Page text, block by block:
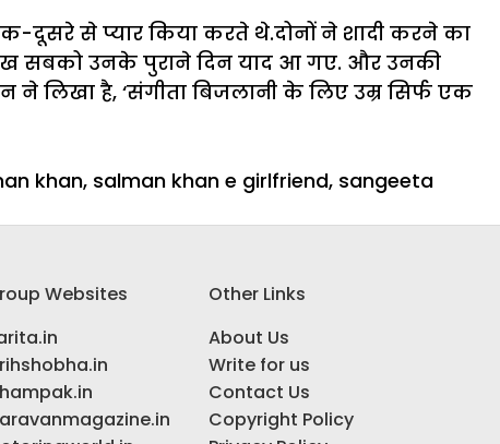
से प्यार किया करते थे.दोनों ने शादी करने का
देख सबको उनके पुराने दिन याद आ गए. और उनकी
है, ‘संगीता बिजलानी के लिए उम्र सिर्फ एक
khan, salman khan e girlfriend, sangeeta
Websites
Other Links
About Us
Write for us
Contact Us
Copyright Policy